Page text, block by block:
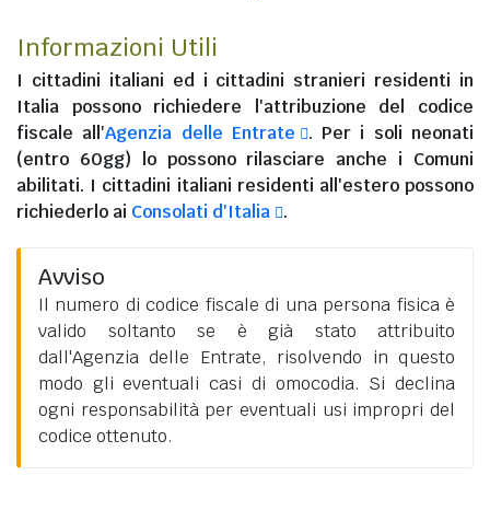
Informazioni Utili
I cittadini italiani ed i cittadini stranieri residenti in
Italia possono richiedere l'attribuzione del codice
fiscale all'Agenzia delle Entrate
. Per i soli neonati
(entro 60gg) lo possono rilasciare anche i Comuni
abilitati. I cittadini italiani residenti all'esteropossono
richiederlo ai Consolati d'Italia .
Avviso
Il numero di codice fiscale di una persona fisica è
valido soltanto se è già stato attribuito
dall'Agenzia delle Entrate, risolvendo in questo
modo gli eventuali casi di omocodia. Si declina
ogni responsabilità per eventuali usi impropri del
codice ottenuto.